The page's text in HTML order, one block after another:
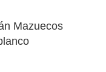
Mazuecos